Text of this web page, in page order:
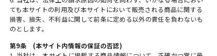
ても本サイトの利用及び本サイトにおいて販売される商品に関する
損害、損失、不利益に関して前条に定める以外の責任を負わないも
のとします。
第9条 (本サイト内情報の保証の否認)